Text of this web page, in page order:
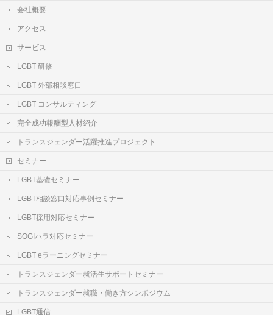
会社概要
アクセス
サービス
LGBT 研修
LGBT 外部相談窓口
LGBT コンサルティング
完全成功報酬型人材紹介
トランスジェンダー活躍推進プロジェクト
セミナー
LGBT基礎セミナー
LGBT相談窓口対応事例セミナー
LGBT採用対応セミナー
SOGIハラ対応セミナー
LGBT eラーニングセミナー
トランスジェンダー就活生サポートセミナー
トランスジェンダー就職・働き方シンポジウム
LGBT通信